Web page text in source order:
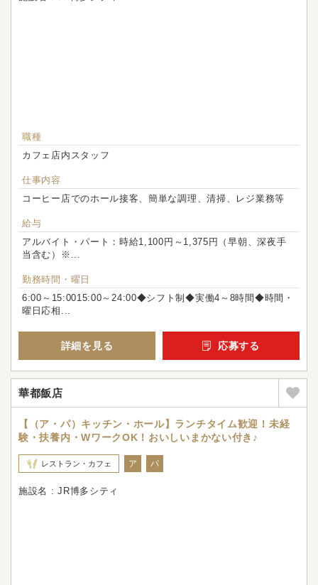
職種
カフェ店内スタッフ
仕事内容
コーヒー店でのホール接客、簡単な調理、清掃、レジ業務等
給与
アルバイト・パート：時給1,100円～1,375円（早朝、深夜手
当含む）※...
勤務時間・曜日
6:00～15:0015:00～24:00◆シフト制◆実働4～8時間◆時間・
曜日応相...
詳細を見る 応募する
華都飯店
【（ア・パ）キッチン・ホール】ランチタイム歓迎！未経
験・扶養内・WワークOK！おいしいまかない付き♪
レストラン・カフェ ア パ
施設名 : JR博多シティ